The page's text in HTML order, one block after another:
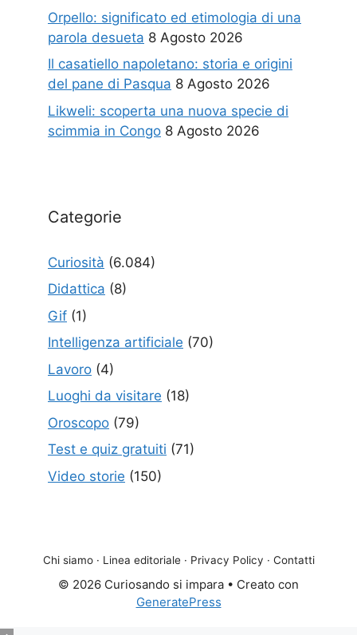
Orpello: significato ed etimologia di una
parola desueta 8 Agosto 2026
Il casatiello napoletano: storia e origini
del pane di Pasqua 8 Agosto 2026
Likweli: scoperta una nuova specie di
scimmia in Congo 8 Agosto 2026
Categorie
Curiosità (6.084)
Didattica (8)
Gif (1)
Intelligenza artificiale (70)
Lavoro (4)
Luoghi da visitare (18)
Oroscopo (79)
Test e quiz gratuiti (71)
Video storie (150)
Chi siamo · Linea editoriale · Privacy Policy · Contatti
© 2026 Curiosando si impara • Creato con
GeneratePress